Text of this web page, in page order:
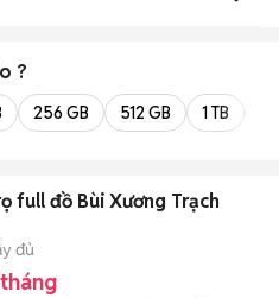
?
256 GB 512 GB 1 TB
full đồ Bùi Xương Trạch
đủ